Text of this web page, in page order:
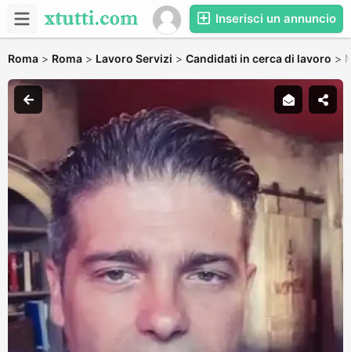
Inserisci un annuncio
Roma > Roma > Lavoro Servizi > Candidati in cerca di lavoro >